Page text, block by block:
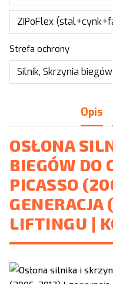
ZiPoFlex
Strefa ochrony
Silnik, Skrzynia biegów
Opis
OSŁONA
BIEGÓW DO
PICASSO
GENERACJA
LIFTINGU |